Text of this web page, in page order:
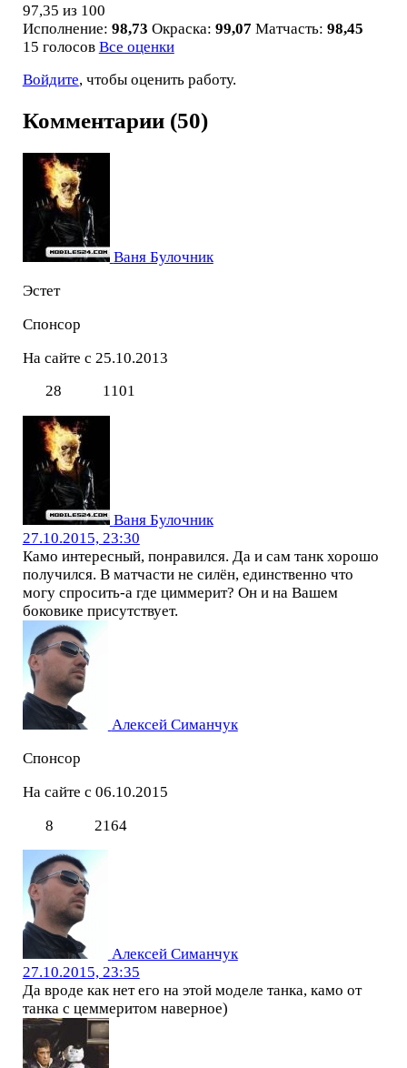
97,35 из 100
Исполнение: 98,73 Окраска: 99,07 Матчасть: 98,45
15 голосов Все оценки
Войдите, чтобы оценить работу.
Комментарии (50)
Ваня Булочник
Эстет
Спонсор
На сайте с 25.10.2013
28
1101
Ваня Булочник
27.10.2015, 23:30
Камо интересный, понравился. Да и сам танк хорошо
получился. В матчасти не силён, единственно что
могу спросить-а где циммерит? Он и на Вашем
боковике присутствует.
Алексей Симанчук
Спонсор
На сайте с 06.10.2015
8
2164
Алексей Симанчук
27.10.2015, 23:35
Да вроде как нет его на этой моделе танка, камо от
танка с цеммеритом наверное)